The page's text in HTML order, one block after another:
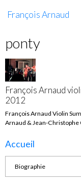
François Arnaud
ponty
François Arnaud
2012
François Arnaud Violin
Arnaud & Jean-Christophe
Accueil
Biographie